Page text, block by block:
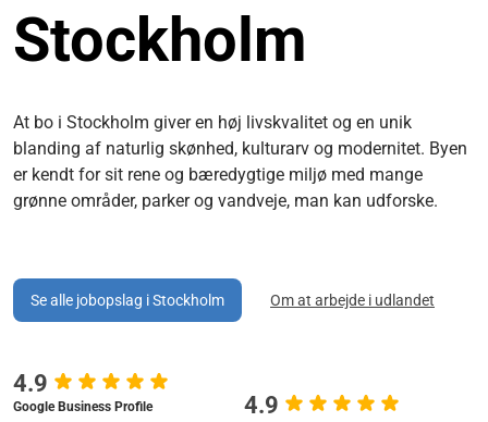
Stockholm
At bo i Stockholm giver en høj livskvalitet og en unik
blanding af naturlig skønhed, kulturarv og modernitet. Byen
er kendt for sit rene og bæredygtige miljø med mange
grønne områder, parker og vandveje, man kan udforske.
Se alle jobopslag i Stockholm Om at arbejde i udlandet
4.9
Google Business Profile 4.9